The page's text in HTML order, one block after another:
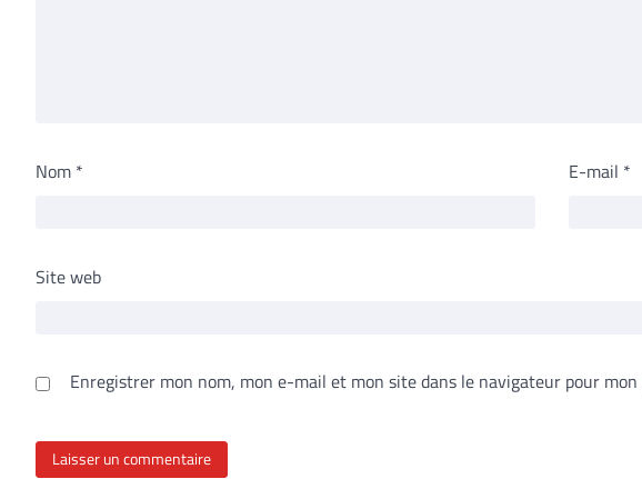
Nom * E-mail *
Site web
Enregistrer mon nom, mon e-mail et mon site dans le navigateur pour